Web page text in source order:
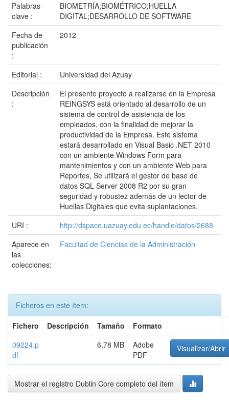
Palabras
clave :
BIOMETRÍA;BIOMÉTRICO;HUELLA
DIGITAL;DESARROLLO DE SOFTWARE
Fecha de
publicación
:
2012
Editorial :
Universidad del Azuay
Descripción
:
El presente proyecto a realizarse en la Empresa
REINGSYS está orientado al desarrollo de un
sistema de control de asistencia de los
empleados, con la finalidad de mejorar la
productividad de la Empresa. Este sistema
estará desarrollado en Visual Basic .NET 2010
con un ambiente Windows Form para
mantenimientos y con un ambiente Web para
Reportes, Se utilizará el gestor de base de
datos SQL Server 2008 R2 por su gran
seguridad y robustez además de un lector de
Huellas Digitales que evita suplantaciones.
URI :
http://dspace.uazuay.edu.ec/handle/datos/2688
Aparece en
las
colecciones:
Facultad de Ciencias de la Administración
Ficheros en este ítem:
Fichero
Descripción Tamaño
Formato
09224.p
df
6,78 MB
Adobe
PDF
Visualizar/Abrir
Mostrar el registro Dublin Core completo del ítem